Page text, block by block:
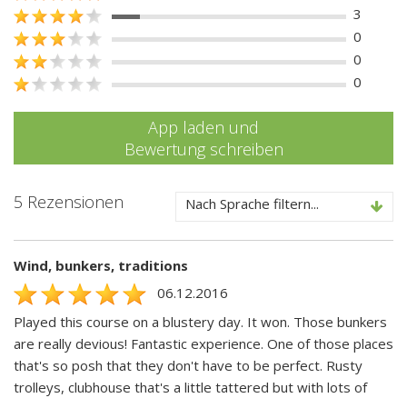
3
0
0
0
App laden und
Bewertung schreiben
5 Rezensionen Nach Sprache filtern...
Wind, bunkers, traditions
06.12.2016
Played this course on a blustery day. It won. Those bunkers
are really devious! Fantastic experience. One of those places
that's so posh that they don't have to be perfect. Rusty
trolleys, clubhouse that's a little tattered but with lots of